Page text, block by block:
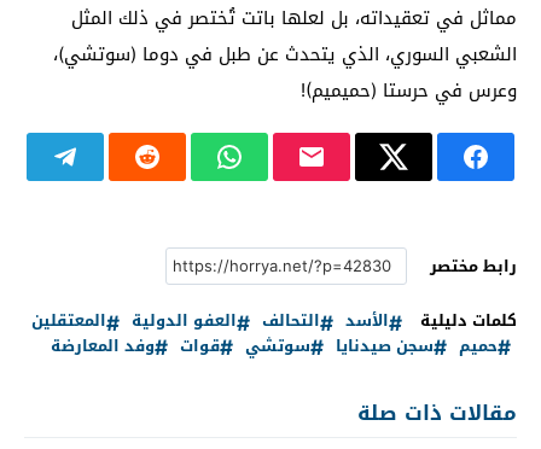
مماثل في تعقيداته، بل لعلها باتت تُختصر في ذلك المثل
الشعبي السوري، الذي يتحدث عن طبل في دوما (سوتشي)،
وعرس في حرستا (حميميم)!
رابط مختصر
كلمات دليلية
الأسد التحالف العفو الدولية
المعتقلين
حميم
سجن صيدنايا سوتشي قوات وفد المعارضة
مقالات ذات صلة